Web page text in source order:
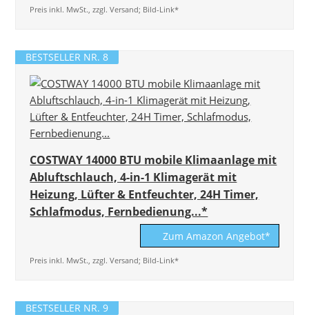
Preis inkl. MwSt., zzgl. Versand; Bild-Link*
BESTSELLER NR. 8
COSTWAY 14000 BTU mobile Klimaanlage mit
Abluftschlauch, 4-in-1 Klimagerät mit
Heizung, Lüfter & Entfeuchter, 24H Timer,
Schlafmodus, Fernbedienung...*
Zum Amazon Angebot*
Preis inkl. MwSt., zzgl. Versand; Bild-Link*
BESTSELLER NR. 9